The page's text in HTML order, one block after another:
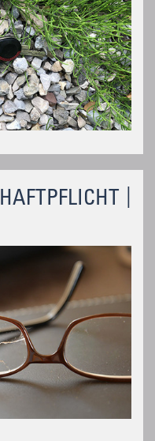
HAFTPFLICHT